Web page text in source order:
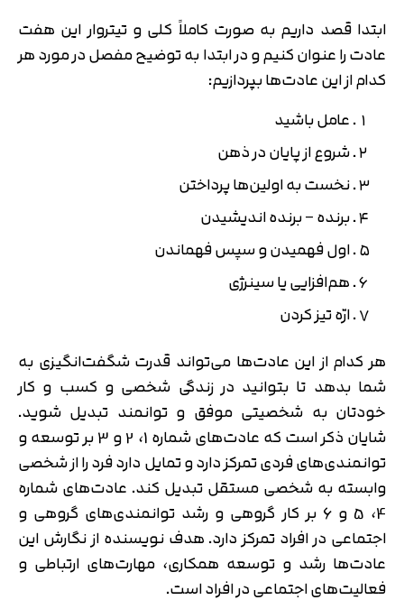
ابتدا قصد داریم به صورت کاملاً کلی و تیتروار این هفت
عادت را عنوان کنیم و در ابتدا به توضیح مفصل در مورد هر
کدام از این عادت‌ها بپردازیم:
عامل باشید
شروع از پایان در ذهن
نخست به اولین‌ها پرداختن
برنده – برنده اندیشیدن
اول فهمیدن و سپس فهماندن
هم‌افزایی یا سینرژی
ارّه تیز کردن
هر کدام از این عادت‌ها می‌تواند قدرت شگفت‌انگیزی به
شما بدهد تا بتوانید در زندگی شخصی و کسب و کار
خودتان به شخصیتی موفق و توانمند تبدیل شوید.
شایان ذکر است که عادت‌های شماره 1، 2 و 3 بر توسعه و
توانمندی‌های فردی تمرکز دارد و تمایل دارد فرد را از شخصی
وابسته به شخصی مستقل تبدیل کند. عادت‌های شماره
4، 5 و 6 بر کار گروهی و رشد توانمندی‌های گروهی و
اجتماعی در افراد تمرکز دارد. هدف نویسنده از نگارش این
عادت‌ها رشد و توسعه همکاری، مهارت‌های ارتباطی و
فعالیت‌های اجتماعی در افراد است.